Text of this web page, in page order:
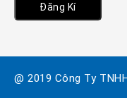
Đăng Kí
@ 2019 Công Ty